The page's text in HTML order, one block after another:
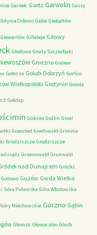
Garnek Gartz Garwolin Gassy
Gdynia Orłowo Gidle Giebałtów
Giewartów Gilleleje Giławy
Glodowo Gnaty Szczerbaki
Gniezno Gnoien
Golesze Golub-Dobrzyń Gorlice
Wielkopolski Gostynin Gouda
Gołdap
Gościno Goźlin Graal
Graested Greifswald Grimma
Grodziszcze Grodziszcze
Gruenewald Grunwald
nad Dunajcem Gródki
Gutowo Guzów Gwda Wielka
Góra Puławska Góra Włodowska
Góry Miechowskie Górzno Gąbin
Głomsk Głowaczów Głuch